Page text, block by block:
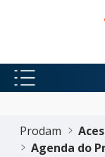
Pular para o
Prodam
Agenda do